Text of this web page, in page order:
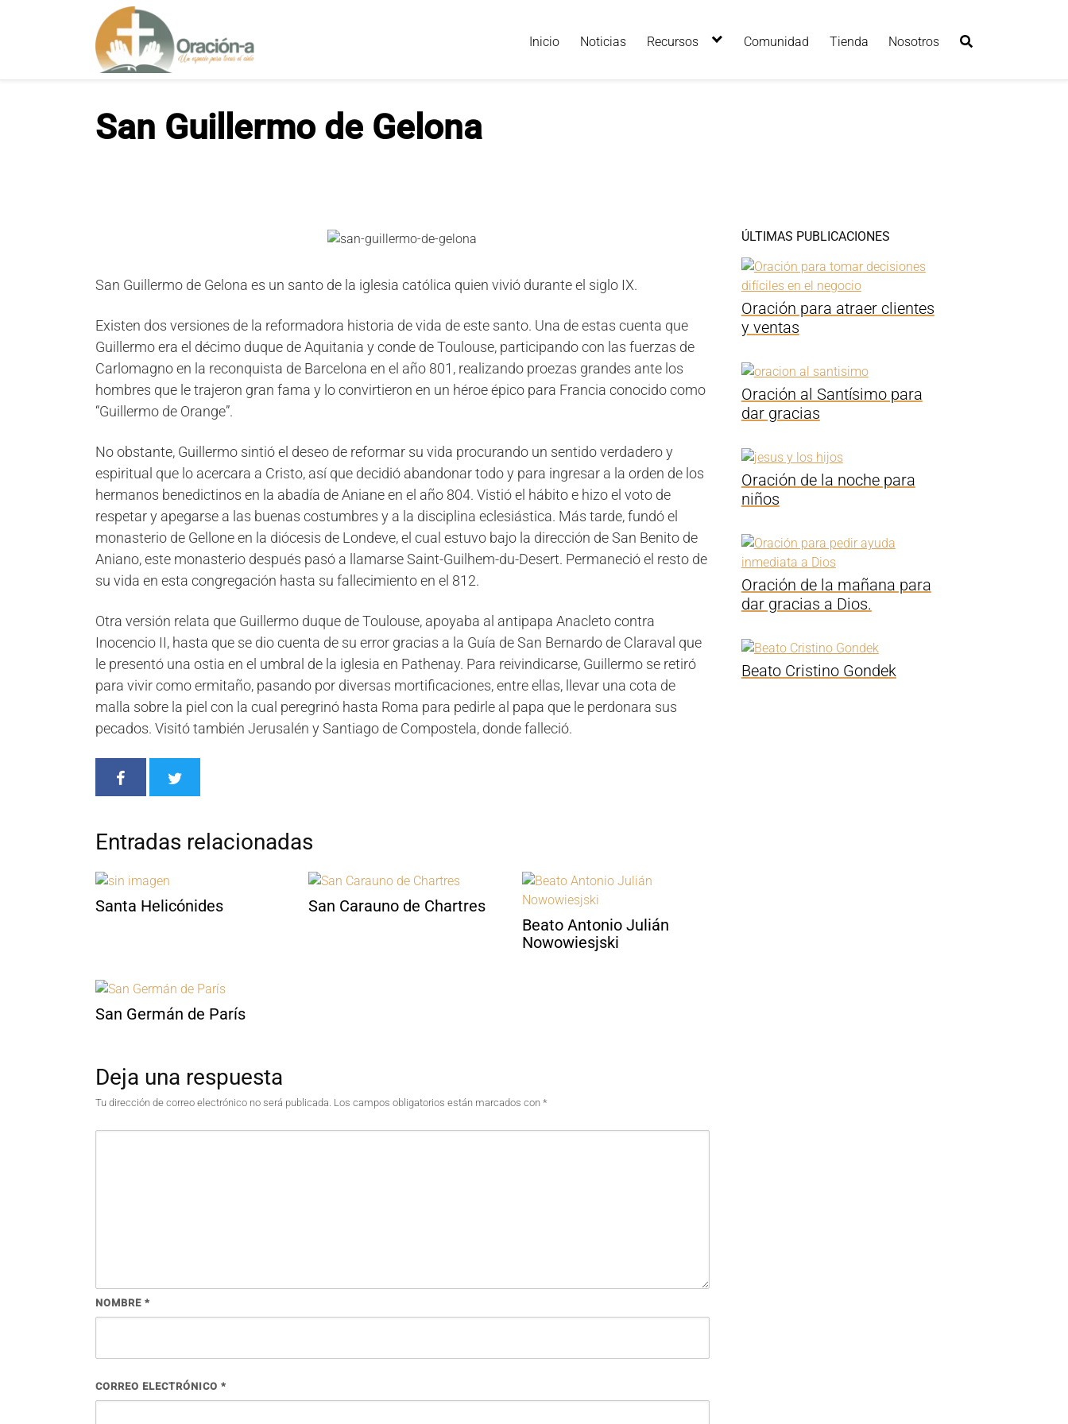
a
Inicio Noticias Recursos Comunidad Tienda Nosotros
San Guillermo de Gelona
San Guillermo de Gelona es un santo de la iglesia católica quien vivió durante el siglo IX.
Existen dos versiones de la reformadora historia de vida de este santo. Una de estas cuenta que
Guillermo era el décimo duque de Aquitania y conde de Toulouse, participando con las fuerzas de
Carlomagno en la reconquista de Barcelona en el año 801, realizando proezas grandes ante los
hombres que le trajeron gran fama y lo convirtieron en un héroe épico para Francia conocido como
“Guillermo de Orange”.
No obstante, Guillermo sintió el deseo de reformar su vida procurando un sentido verdadero y
espiritual que lo acercara a Cristo, así que decidió abandonar todo y para ingresar a la orden de los
hermanos benedictinos en la abadía de Aniane en el año 804. Vistió el hábito e hizo el voto de
respetar y apegarse a las buenas costumbres y a la disciplina eclesiástica. Más tarde, fundó el
monasterio de Gellone en la diócesis de Londeve, el cual estuvo bajo la dirección de San Benito de
Aniano, este monasterio después pasó a llamarse Saint-Guilhem-du-Desert. Permaneció el resto de
su vida en esta congregación hasta su fallecimiento en el 812.
Otra versión relata que Guillermo duque de Toulouse, apoyaba al antipapa Anacleto contra
Inocencio II, hasta que se dio cuenta de su error gracias a la Guía de San Bernardo de Claraval que
le presentó una ostia en el umbral de la iglesia en Pathenay. Para reivindicarse, Guillermo se retiró
para vivir como ermitaño, pasando por diversas mortificaciones, entre ellas, llevar una cota de
malla sobre la piel con la cual peregrinó hasta Roma para pedirle al papa que le perdonara sus
pecados. Visitó también Jerusalén y Santiago de Compostela, donde falleció.
Entradas relacionadas
Santa Helicónides
San Carauno de Chartres
Beato Antonio Julián
Nowowiesjski
San Germán de París
Deja una respuesta
Tu dirección de correo electrónico no será publicada. Los campos obligatorios están marcados con *
NOMBRE *
CORREO ELECTRÓNICO *
ÚLTIMAS PUBLICACIONES
Oración para atraer clientes
y ventas
Oración al Santísimo para
dar gracias
Oración de la noche para
niños
Oración de la mañana para
dar gracias a Dios.
Beato Cristino Gondek